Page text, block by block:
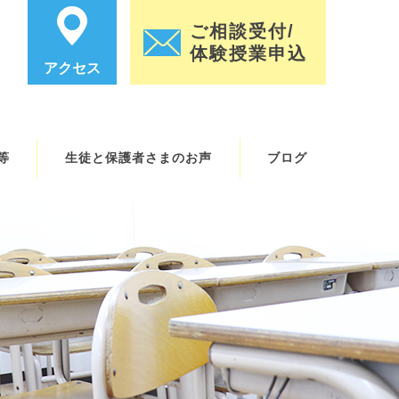
アクセス
ご相談受付/
体験授業申込
生徒と保護者さまのお声 ブログ